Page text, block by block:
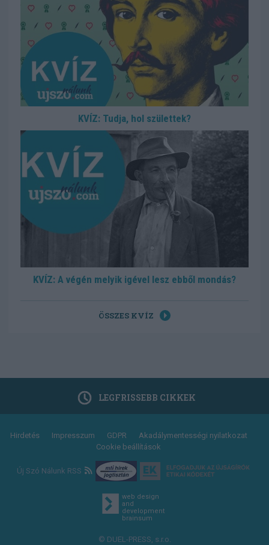
KVÍZ: Tudja, hol születtek?
KVÍZ: A végén melyik igével lesz ebből mondás?
ÖSSZES KVÍZ
LEGFRISSEBB CIKKEK
Footer
Hirdetés Impresszum GDPR
Akadálymentességi nyilatkozat
Cookie beállítások
Új Szó Nálunk RSS
web design
and
development
brainsum
© DUEL-PRESS, s.r.o.